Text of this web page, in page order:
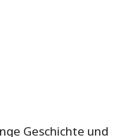
Geschichte und